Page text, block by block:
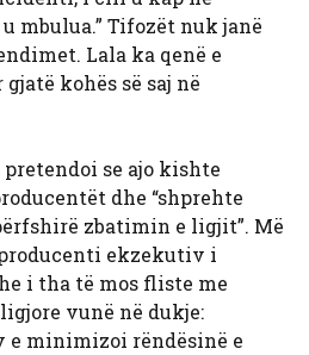
mbulua.” Tifozët nuk janë
Lala ka qenë e
kohës së saj në
se ajo kishte
dhe “shprehte
zbatimin e ligjit”. Më
ekzekutiv i
i tha të mos fliste me
vunë në dukje:
e minimizoi rëndësinë e